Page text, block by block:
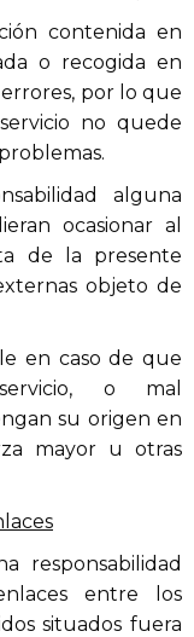
contenida en
o recogida en
por lo que
no quede
alguna
ocasionar al
de la presente
objeto de
en caso de que
o mal
su origen en
mayor u otras
responsabilidad
entre los
situados fuera